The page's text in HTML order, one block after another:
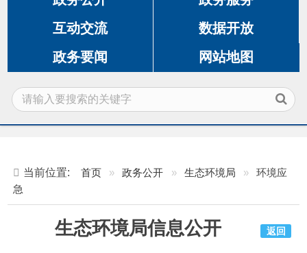
互动交流 数据开放
政务要闻 网站地图
（信息更新责任人：孟标，联系电话：0908-
5621689）